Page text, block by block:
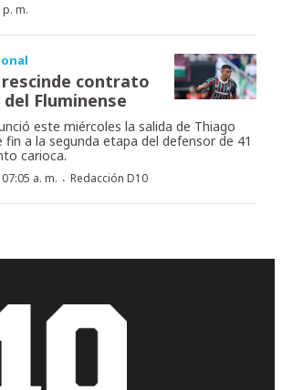
m.
rescinde contrato
Fluminense
este miércoles la salida de Thiago
fin a la segunda etapa del defensor de 41
carioca.
a. m. · Redacción D10